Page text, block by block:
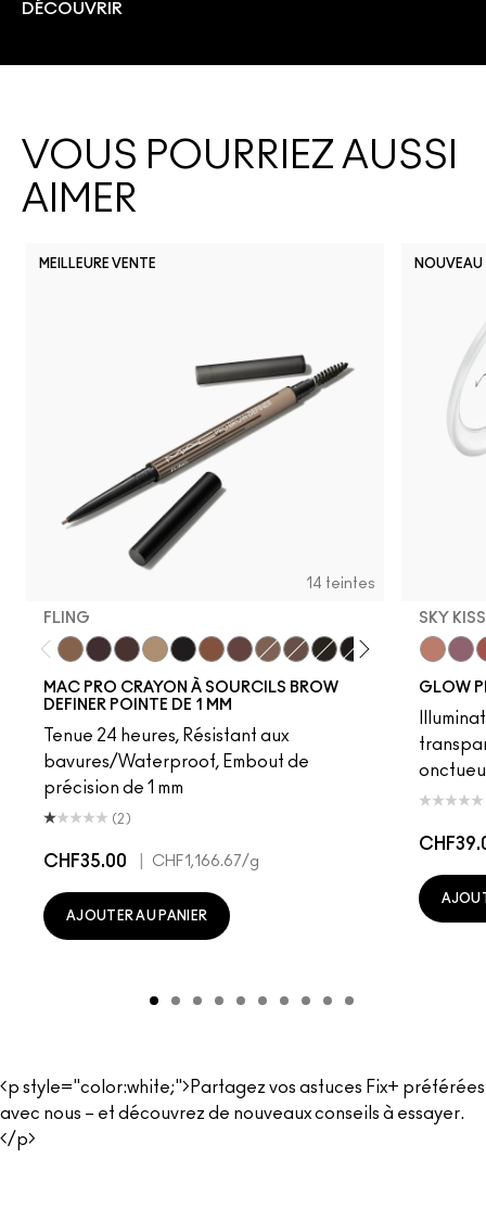
DÉCOUVRIR
VOUS POURRIEZ AUSSI
AIMER
MEILLEURE VENTE
14 teintes
FLING
Genuine Aubergine
Omega
OnyxPenny
MAC PRO CRAYON À SOURCILS BROW
DEFINER POINTE DE 1 MM
Tenue 24 heures, Résistant aux
bavures/Waterproof, Embout de
précision de 1 mm
(2)
CHF35.00 CHF1,166.67/g
AJOUTER AU PANIER
NOUVEAU
SKY
GLOW
<p style="color:white;">Partagez vos astuces Fix+ préférées
avec nous – et découvrez de nouveaux conseils à essayer.
</p>